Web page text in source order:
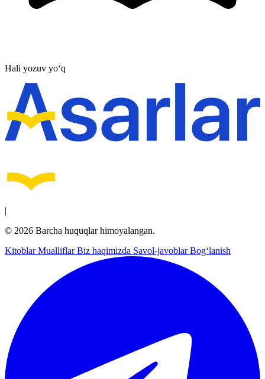
Hali yozuv yo‘q
|
© 2026 Barcha huquqlar himoyalangan.
KitoblarMualliflarBiz haqimizda Savol-javoblarBog‘lanish